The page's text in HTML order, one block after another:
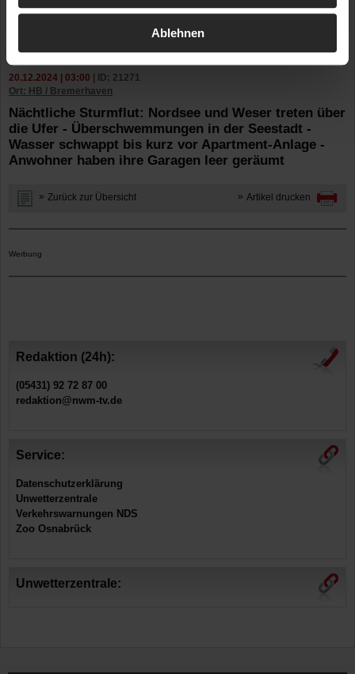
Ablehnen
20.12.2024 | 03:00 | ID: 21271
Ort: HB / Bremerhaven
Nächtliche Sturmflut: Nordsee und Weser treten über
die Ufer - Überschwemmungen in der Seestadt -
Wasser schwappt bis kurz vor Apartment-Anlage -
Anwohner haben ihre Garagen leer geräumt
Zurück zur Übersicht Artikel drucken
Werbung
Redaktion (24h):
(05431) 92 72 87 00
redaktion@nwm-tv.de
Service:
Datenschutzerklärung
Unwetterzentrale
Verkehrswarnungen NDS
Zoo Osnabrück
Unwetterzentrale: